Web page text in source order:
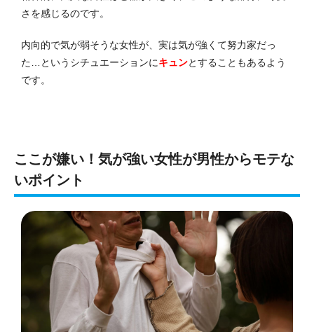
さを感じるのです。
内向的で気が弱そうな女性が、実は気が強くて努力家だっ
た…というシチュエーションにキュンとすることもあるよう
です。
ここが嫌い！気が強い女性が男性からモテな
いポイント